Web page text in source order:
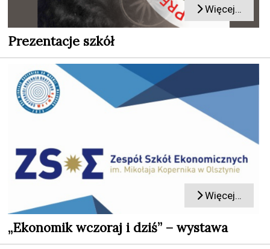
Prezentacje szkół
Więcej…
„Ekonomik wczoraj i dziś” – wystawa
Więcej…